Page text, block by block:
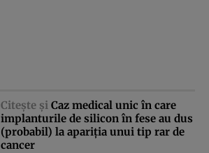
Citeşte şi Caz medical unic în care
implanturile de silicon în fese au dus
(probabil) la apariţia unui tip rar de
cancer